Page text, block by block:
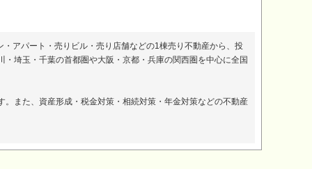
アパート・売りビル・売り店舗などの1棟売り不動産から、投
埼玉・千葉の首都圏や大阪・京都・兵庫の関西圏を中心に全国
また、資産形成・税金対策・相続対策・年金対策などの不動産